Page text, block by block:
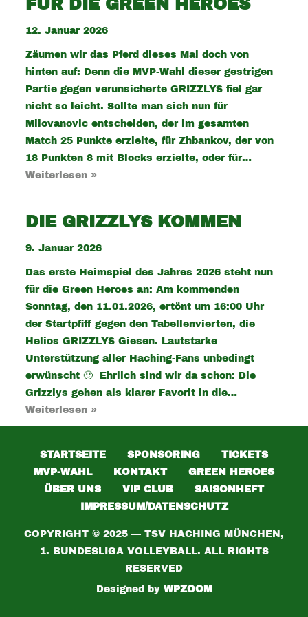
FÜR DIE GREEN HEROES
12. Januar 2026
Zäumen wir das Pferd dieses Mal doch von
hinten auf: Denn die MVP-Wahl dieser gestrigen
Partie gegen verunsicherte GRIZZLYS fiel gar
nicht so leicht. Sollte man sich nun für
Milovanovic entscheiden, der im gesamten
Match 25 Punkte erzielte, für Zhbankov, der von
18 Punkten 8 mit Blocks erzielte, oder für…
Weiterlesen »
DIE GRIZZLYS KOMMEN
9. Januar 2026
Das erste Heimspiel des Jahres 2026 steht nun
für die Green Heroes an: Am kommenden
Sonntag, den 11.01.2026, ertönt um 16:00 Uhr
der Startpfiff gegen den Tabellenvierten, die
Helios GRIZZLYS Giesen. Lautstarke
Unterstützung aller Haching-Fans unbedingt
erwünscht 🙂 Ehrlich sind wir da schon: Die
Grizzlys gehen als klarer Favorit in die…
Weiterlesen »
STARTSEITE SPONSORING
TICKETS
MVP-WAHL
KONTAKT
GREEN HEROES
ÜBER UNS
VIP CLUB
SAISONHEFT
IMPRESSUM/DATENSCHUTZ
COPYRIGHT © 2025 — TSV HACHING MÜNCHEN,
1. BUNDESLIGA VOLLEYBALL. ALL RIGHTS
RESERVED
Designed by WPZOOM